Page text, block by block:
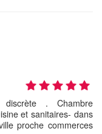
discrète . Chambre
et sanitaires- dans
proche commerces